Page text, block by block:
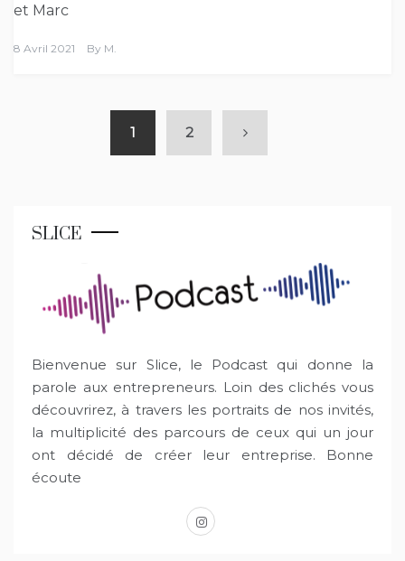
et Marc
8 Avril 2021 By M.
1 2
SLICE
Bienvenue sur Slice, le Podcast qui donne la
parole aux entrepreneurs. Loin des clichés vous
découvrirez, à travers les portraits de nos invités,
la multiplicité des parcours de ceux qui un jour
ont décidé de créer leur entreprise. Bonne
écoute
instagram